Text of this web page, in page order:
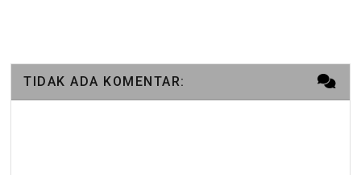
TIDAK ADA KOMENTAR: